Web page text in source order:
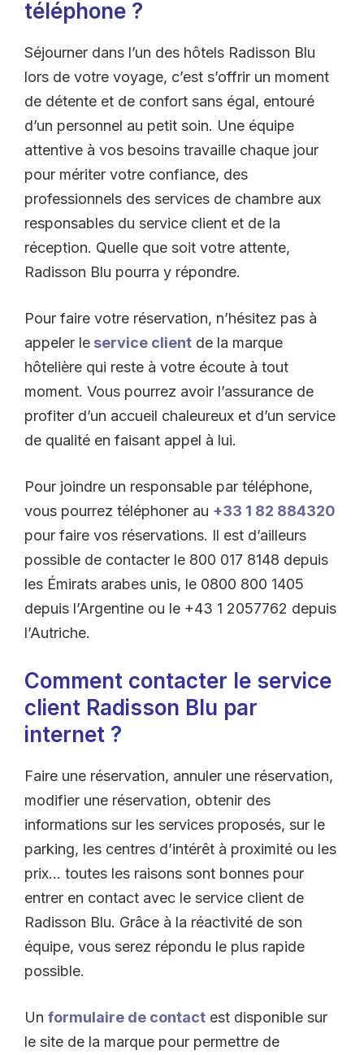
téléphone ?
Séjourner dans l’un des hôtels Radisson Blu
lors de votre voyage, c’est s’offrir un moment
de détente et de confort sans égal, entouré
d’un personnel au petit soin. Une équipe
attentive à vos besoins travaille chaque jour
pour mériter votre confiance, des
professionnels des services de chambre aux
responsables du service client et de la
réception. Quelle que soit votre attente,
Radisson Blu pourra y répondre.
Pour faire votre réservation, n’hésitez pas à
appeler le service client de la marque
hôtelière qui reste à votre écoute à tout
moment. Vous pourrez avoir l’assurance de
profiter d’un accueil chaleureux et d’un service
de qualité en faisant appel à lui.
Pour joindre un responsable par téléphone,
vous pourrez téléphoner au +33 1 82 884320
pour faire vos réservations. Il est d’ailleurs
possible de contacter le 800 017 8148 depuis
les Émirats arabes unis, le 0800 800 1405
depuis l’Argentine ou le +43 1 2057762 depuis
l’Autriche.
Comment contacter le service
client Radisson Blu par
internet ?
Faire une réservation, annuler une réservation,
modifier une réservation, obtenir des
informations sur les services proposés, sur le
parking, les centres d’intérêt à proximité ou les
prix… toutes les raisons sont bonnes pour
entrer en contact avec le service client de
Radisson Blu. Grâce à la réactivité de son
équipe, vous serez répondu le plus rapide
possible.
Un formulaire de contact est disponible sur
le site de la marque pour permettre de